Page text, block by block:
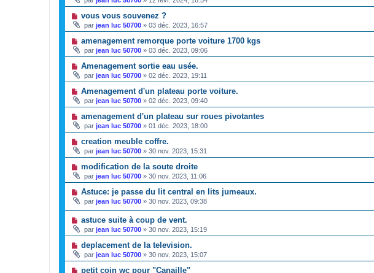
vous vous souvenez ?
par jean luc 50700 » 03 déc. 2023, 16:57
amenagement remorque porte voiture 1700 kgs
par jean luc 50700 » 03 déc. 2023, 09:06
Amenagement sortie eau usée.
par jean luc 50700 » 02 déc. 2023, 19:11
Amenagement d'un plateau porte voiture.
par jean luc 50700 » 02 déc. 2023, 09:40
amenagement d'un plateau sur roues pivotantes
par jean luc 50700 » 01 déc. 2023, 18:00
creation meuble coffre.
par jean luc 50700 » 30 nov. 2023, 15:31
modification de la soute droite
par jean luc 50700 » 30 nov. 2023, 11:06
Astuce: je passe du lit central en lits jumeaux.
par jean luc 50700 » 30 nov. 2023, 09:38
astuce suite à coup de vent.
par jean luc 50700 » 30 nov. 2023, 15:19
deplacement de la television.
par jean luc 50700 » 30 nov. 2023, 15:07
petit coin wc pour "Canaille"